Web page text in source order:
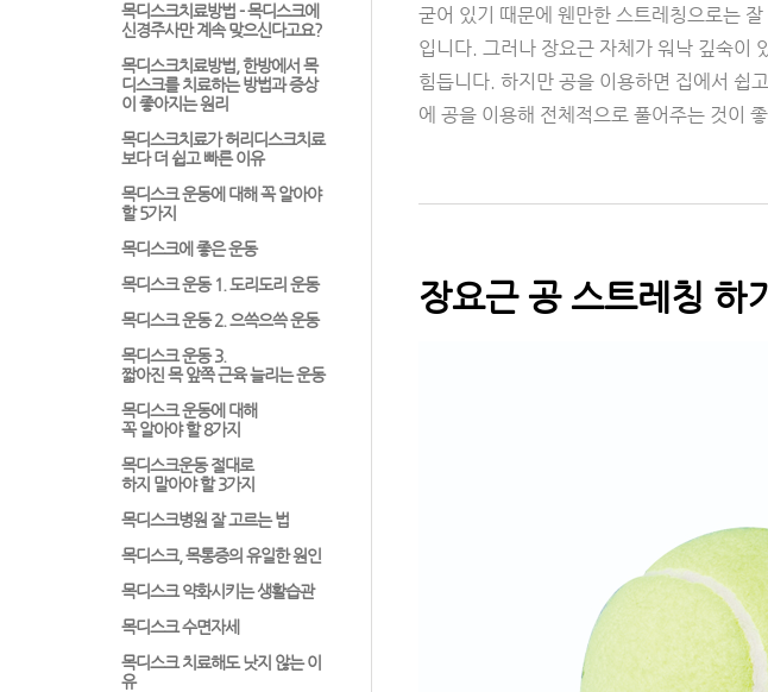
목디스크치료방법 - 목디스크에
신경주사만 계속 맞으신다고요?
목디스크치료방법, 한방에서 목
디스크를 치료하는 방법과 증상
이 좋아지는 원리
목디스크치료가 허리디스크치료
보다 더 쉽고 빠른 이유
목디스크 운동에 대해 꼭 알아야
할 5가지
목디스크에 좋은 운동
목디스크 운동 1. 도리도리 운동
목디스크 운동 2. 으쓱으쓱 운동
목디스크 운동 3.
짧아진 목 앞쪽 근육 늘리는 운동
목디스크 운동에 대해
꼭 알아야 할 8가지
목디스크운동 절대로
하지 말아야 할 3가지
목디스크병원 잘 고르는 법
목디스크, 목통증의 유일한 원인
목디스크 약화시키는 생활습관
목디스크 수면자세
목디스크 치료해도 낫지 않는 이
유
굳어 있기 때문에 웬만한 스트레칭으로는
입니다. 그러나 장요근 자체가 워낙 깊숙이
힘듭니다. 하지만 공을 이용하면 집에서 쉽
에 공을 이용해 전체적으로 풀어주는 것이
장요근 공 스트레칭 하